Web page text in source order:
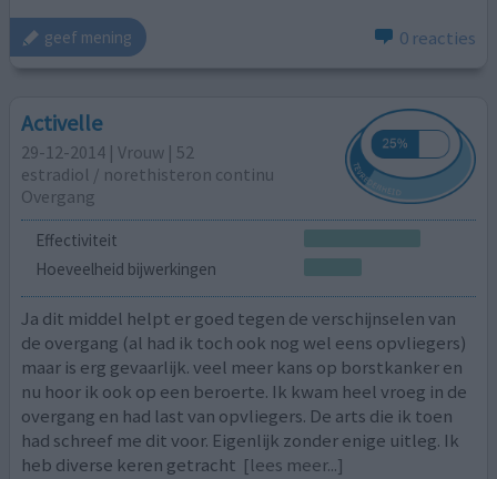
geef mening 0 reacties
Activelle
29-12-2014 | Vrouw | 52
estradiol / norethisteron continu
Overgang
Effectiviteit
Hoeveelheid bijwerkingen
Ja dit middel helpt er goed tegen de verschijnselen van
de overgang (al had ik toch ook nog wel eens opvliegers)
maar is erg gevaarlijk. veel meer kans op borstkanker en
nu hoor ik ook op een beroerte. Ik kwam heel vroeg in de
overgang en had last van opvliegers. De arts die ik toen
had schreef me dit voor. Eigenlijk zonder enige uitleg. Ik
heb diverse keren getracht [lees meer...]